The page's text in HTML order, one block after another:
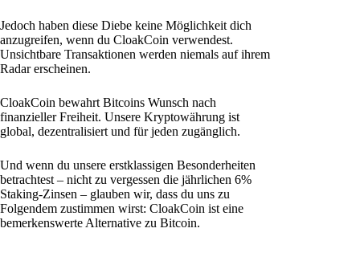
Jedoch haben diese Diebe keine Möglichkeit dich
anzugreifen, wenn du CloakCoin verwendest.
Unsichtbare Transaktionen werden niemals auf ihrem
Radar erscheinen.
CloakCoin bewahrt Bitcoins Wunsch nach
finanzieller Freiheit. Unsere Kryptowährung ist
global, dezentralisiert und für jeden zugänglich.
Und wenn du unsere erstklassigen Besonderheiten
betrachtest – nicht zu vergessen die jährlichen 6%
Staking-Zinsen – glauben wir, dass du uns zu
Folgendem zustimmen wirst: CloakCoin ist eine
bemerkenswerte Alternative zu Bitcoin.